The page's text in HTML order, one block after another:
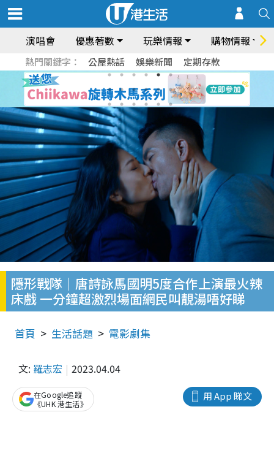
演唱會 優惠著數 玩樂情報 購物情報
熱門關鍵字： 公屋熱話 娛樂新聞 定期存款
隱形戰隊｜唐詩詠馬國明5度合作上演最火辣
床戲 一分鐘超激烈場面網民叫靚湯唔好睇
首頁 生活話題 電影劇集
文: 羅志宏 2023.04.04
用 App 睇文
在Google追蹤
《UHK 港生活》